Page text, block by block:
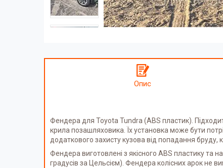
Опис
Фендера для Toyota Tundra (ABS пластик).
крила позашляховика. Їх установка може бути
додаткового захисту кузова від попадання бруду,
Фендера виготовлені з якісного ABS пластику та
градусів за Цельсієм). Фендера колісних арок не